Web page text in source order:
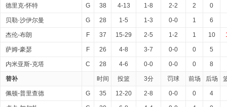
德里克-怀特 G 38 4-13 1-8 2-2 2 0
贝勒·沙伊尔曼 G 28 1-5 1-3 0-0 1 6
杰伦-布朗 F 37 15-29 2-5 1-2 1 10
萨姆-豪瑟 F 26 4-8 3-7 0-0 0 5
内米亚斯-克塔 C 28 4-6 0-0 0-0 0 8
替补 时间 投篮 3分 罚球 前场 后场
佩顿-普里查德 G 35 12-20 2-8 0-0 0 4